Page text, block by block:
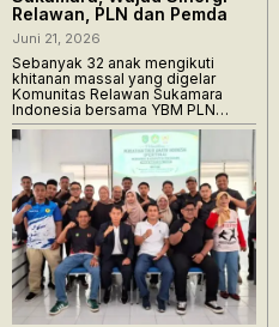
Relawan, PLN dan Pemda
Juni 21, 2026
Sebanyak 32 anak mengikuti
khitanan massal yang digelar
Komunitas Relawan Sukamara
Indonesia bersama YBM PLN…